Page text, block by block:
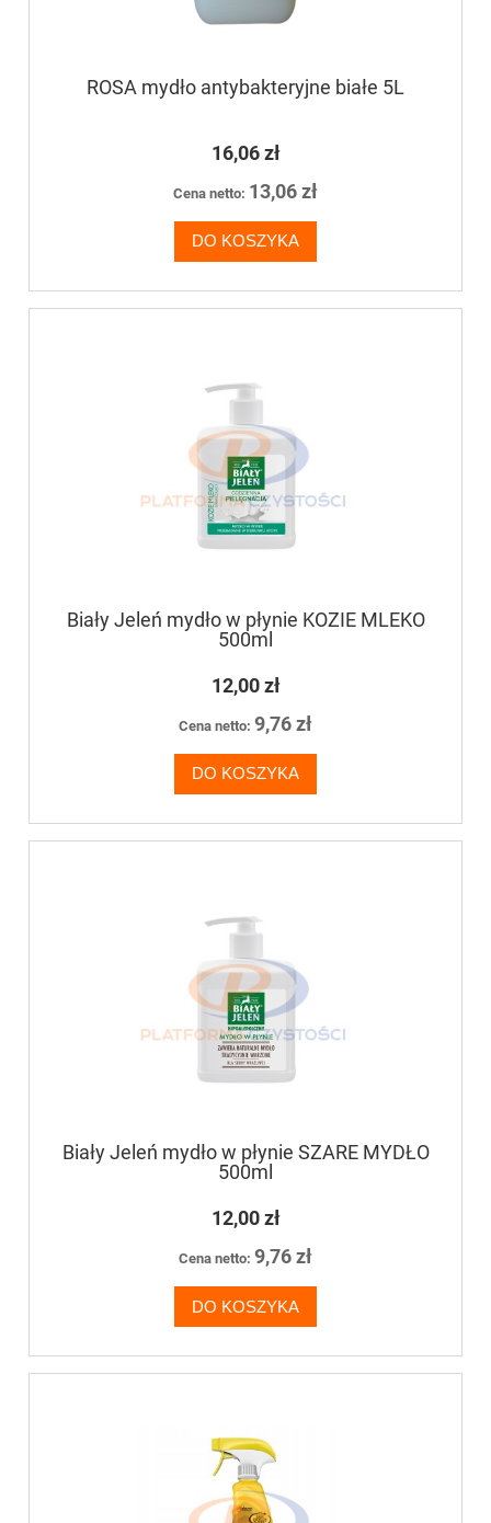
ROSA mydło antybakteryjne białe 5L
16,06 zł
Cena netto: 13,06 zł
DO KOSZYKA
Biały Jeleń mydło w płynie KOZIE MLEKO
500ml
12,00 zł
Cena netto: 9,76 zł
DO KOSZYKA
Biały Jeleń mydło w płynie SZARE MYDŁO
500ml
12,00 zł
Cena netto: 9,76 zł
DO KOSZYKA